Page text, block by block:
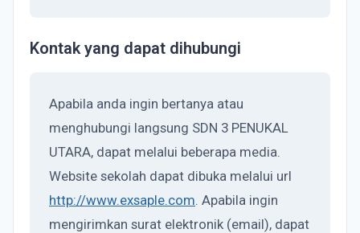
Kontak yang dapat dihubungi
Apabila anda ingin bertanya atau
menghubungi langsung SDN 3 PENUKAL
UTARA, dapat melalui beberapa media.
Website sekolah dapat dibuka melalui url
http://www.exsaple.com. Apabila ingin
mengirimkan surat elektronik (email), dapat